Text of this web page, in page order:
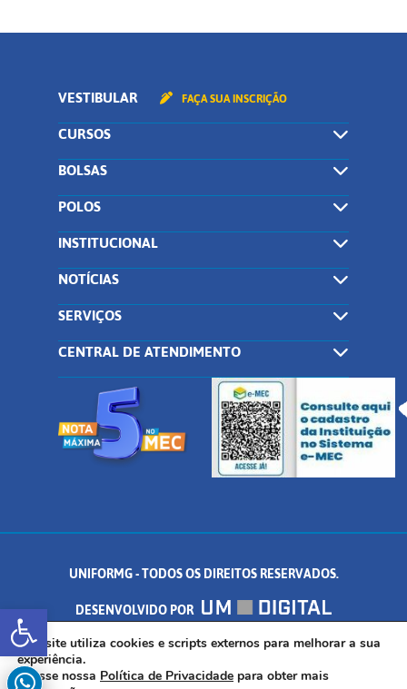
Abrir a barra de ferramentas
VESTIBULAR FAÇA SUA INSCRIÇÃO
CURSOS
BOLSAS
POLOS
INSTITUCIONAL
NOTÍCIAS
SERVIÇOS
CENTRAL DE ATENDIMENTO
UNIFORMG - TODOS OS DIREITOS RESERVADOS.
DESENVOLVIDO POR
AV. DR. ARNALDO DE SENNA, 328 - PALMEIRAS, FORMIGA/MG - CEP:
35.574.530
Este site utiliza cookies e scripts externos para melhorar a sua
experiência.
Acesse nossa Política de Privacidade para obter mais